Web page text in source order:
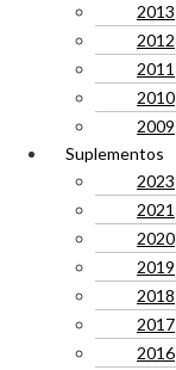
2013
2012
2011
2010
2009
Suplementos
2023
2021
2020
2019
2018
2017
2016